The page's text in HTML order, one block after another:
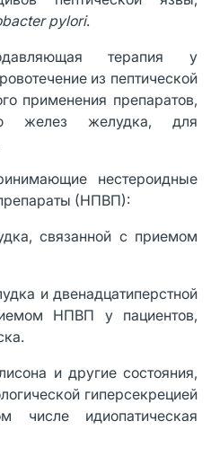
pylori.
терапия у
из пептической
применения препаратов,
желез желудка, для
нестероидные
(НПВП):
связанной с приемом
и двенадцатиперстной
НПВП у пациентов,
и другие состояния,
гиперсекрецией
идиопатическая